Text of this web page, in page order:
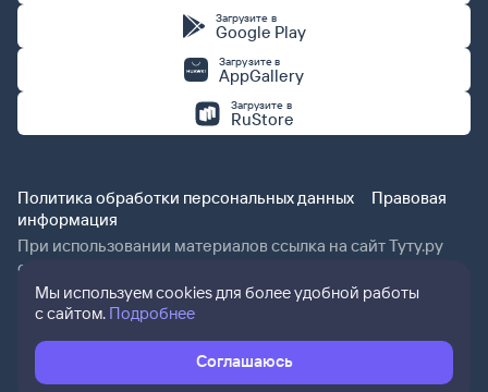
Загрузите в
Google Play
Загрузите в
AppGallery
Загрузите в
RuStore
Политика обработки персональных данных
Правовая
информация
При использовании материалов ссылка на сайт Туту.ру
обязательна.
Мы используем cookies для более удобной работы
с сайтом. Подробнее
Соглашаюсь